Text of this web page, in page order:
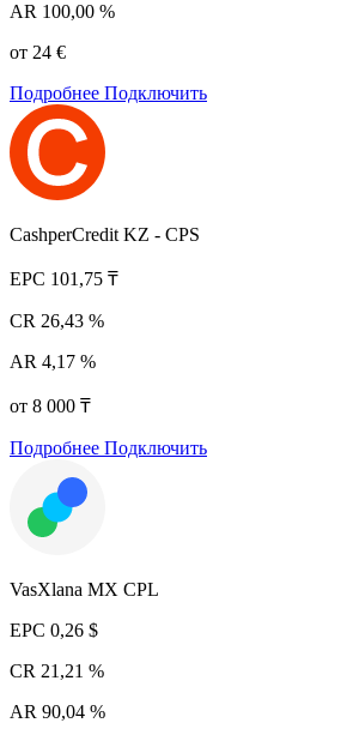
AR 100,00 %
от 24 €
Подробнее Подключить
CashperCredit KZ - CPS
EPC 101,75 ₸
CR 26,43 %
AR 4,17 %
от 8 000 ₸
Подробнее Подключить
VasXlana MX CPL
EPC 0,26 $
CR 21,21 %
AR 90,04 %